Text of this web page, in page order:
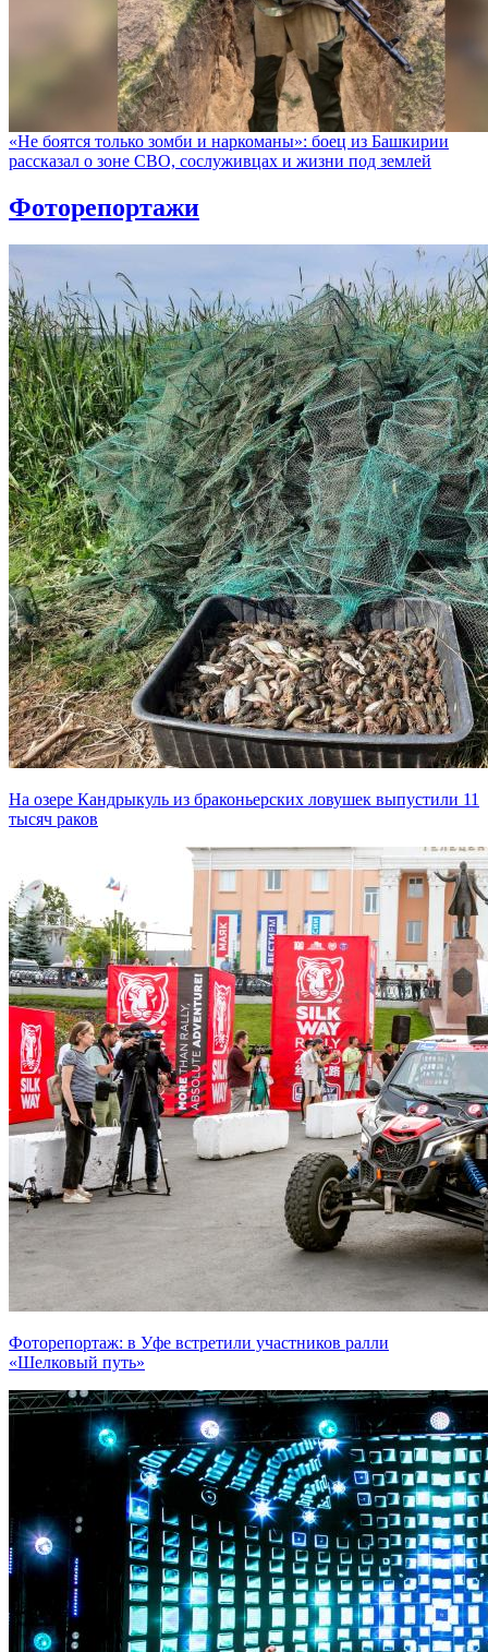
«Не боятся только зомби и наркоманы»: боец из Башкирии
рассказал о зоне СВО, сослуживцах и жизни под землей
Фоторепортажи
На озере Кандрыкуль из браконьерских ловушек выпустили 11
тысяч раков
Фоторепортаж: в Уфе встретили участников ралли
«Шелковый путь»